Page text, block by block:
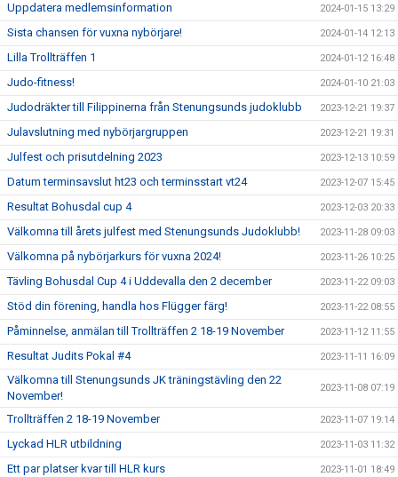
Uppdatera medlemsinformation 2024-01-15 13:29
Sista chansen för vuxna nybörjare! 2024-01-14 12:13
Lilla Trollträffen 1 2024-01-12 16:48
Judo-fitness! 2024-01-10 21:03
Judodräkter till Filippinerna från Stenungsunds judoklubb 2023-12-21 19:37
Julavslutning med nybörjargruppen 2023-12-21 19:31
Julfest och prisutdelning 2023 2023-12-13 10:59
Datum terminsavslut ht23 och terminsstart vt24 2023-12-07 15:45
Resultat Bohusdal cup 4 2023-12-03 20:33
Välkomna till årets julfest med Stenungsunds Judoklubb! 2023-11-28 09:03
Välkomna på nybörjarkurs för vuxna 2024! 2023-11-26 10:25
Tävling Bohusdal Cup 4 i Uddevalla den 2 december 2023-11-22 09:03
Stöd din förening, handla hos Flügger färg! 2023-11-22 08:55
Påminnelse, anmälan till Trollträffen 2 18-19 November 2023-11-12 11:55
Resultat Judits Pokal #4 2023-11-11 16:09
Välkomna till Stenungsunds JK träningstävling den 22
November!
2023-11-08 07:19
Trollträffen 2 18-19 November 2023-11-07 19:14
Lyckad HLR utbildning 2023-11-03 11:32
Ett par platser kvar till HLR kurs 2023-11-01 18:49